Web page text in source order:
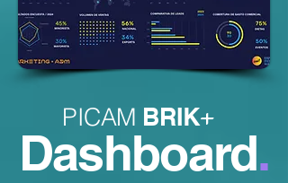
PICAM BRIK+
Dashboard.